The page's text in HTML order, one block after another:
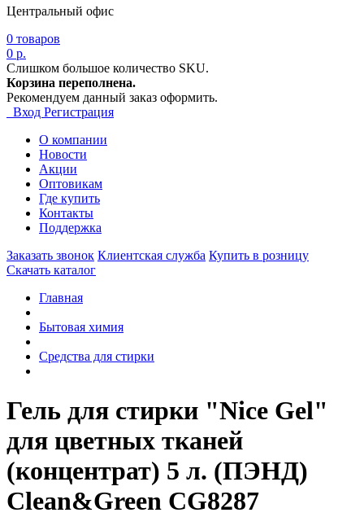
Центральный офис
0 товаров
0 р.
Слишком большое количество SKU.
Корзина переполнена.
Рекомендуем данный заказ оформить.
Вход Регистрация
О компании
Новости
Акции
Оптовикам
Где купить
Контакты
Поддержка
Заказать звонок Клиентская служба Купить в розницу
Скачать каталог
Главная
Бытовая химия
Средства для стирки
Гель для стирки "Nice Gel"
для цветных тканей
(концентрат) 5 л. (ПЭНД)
Clean&Green CG8287